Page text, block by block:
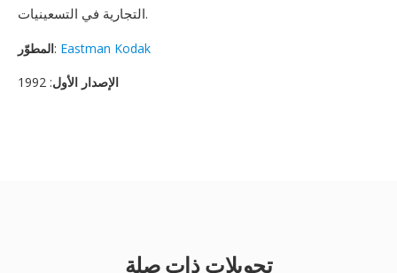
التجارية في التسعينيات.
المطوّر: Eastman Kodak
الإصدار الأول: 1992
تحويلات ذات صلة